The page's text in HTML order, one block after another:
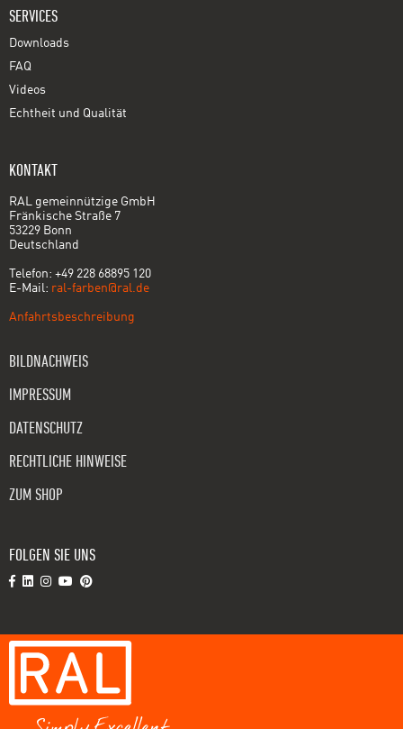
SERVICES
Downloads
FAQ
Videos
Echtheit und Qualität
KONTAKT
RAL gemeinnützige GmbH
Fränkische Straße 7
53229 Bonn
Deutschland
Telefon: +49 228 68895 120
E-Mail: ral-farben@ral.de
Anfahrtsbeschreibung
BILDNACHWEIS
IMPRESSUM
DATENSCHUTZ
RECHTLICHE HINWEISE
ZUM SHOP
FOLGEN SIE UNS